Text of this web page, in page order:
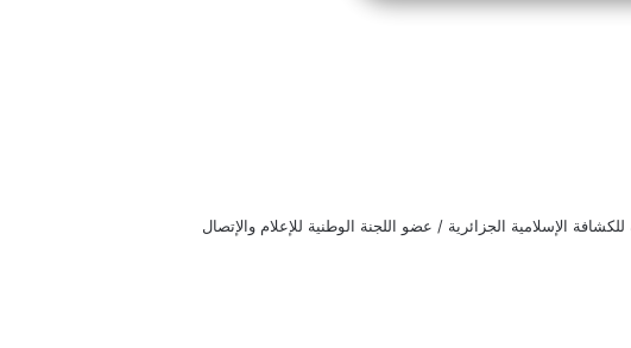
الإسلامية الجزائرية / عضو اللجنة الوطنية للإعلام والإتصال